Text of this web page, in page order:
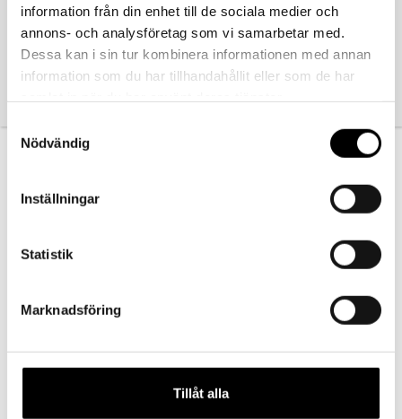
information från din enhet till de sociala medier och
annons- och analysföretag som vi samarbetar med.
Dessa kan i sin tur kombinera informationen med annan
information som du har tillhandahållit eller som de har
Samtyckesval
Nödvändig
Inställningar
Statistik
Marknadsföring
Tillåt alla